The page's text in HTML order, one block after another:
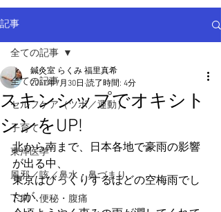
記事
全ての記事
セルフケア（ツボ／運動）
子育て
東洋医学
風邪／咳／鼻水・鼻づまり
下痢・便秘・腹痛
全ての記事
スキンシップでオキシト
シンをUP!
鍼灸室 らくみ 福里真希
2017年7月30日 読了時間: 4分
北から南まで、日本各地で豪雨の影響
が出る中、
東京はびっくりするほどの空梅雨でし
たが、